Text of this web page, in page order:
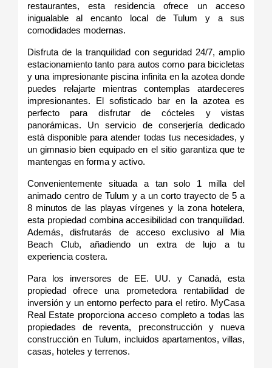
restaurantes, esta residencia ofrece un acceso
inigualable al encanto local de Tulum y a sus
comodidades modernas.
Disfruta de la tranquilidad con seguridad 24/7, amplio
estacionamiento tanto para autos como para bicicletas
y una impresionante piscina infinita en la azotea donde
puedes relajarte mientras contemplas atardeceres
impresionantes. El sofisticado bar en la azotea es
perfecto para disfrutar de cócteles y vistas
panorámicas. Un servicio de conserjería dedicado
está disponible para atender todas tus necesidades, y
un gimnasio bien equipado en el sitio garantiza que te
mantengas en forma y activo.
Convenientemente situada a tan solo 1 milla del
animado centro de Tulum y a un corto trayecto de 5 a
8 minutos de las playas vírgenes y la zona hotelera,
esta propiedad combina accesibilidad con tranquilidad.
Además, disfrutarás de acceso exclusivo al Mia
Beach Club, añadiendo un extra de lujo a tu
experiencia costera.
Para los inversores de EE. UU. y Canadá, esta
propiedad ofrece una prometedora rentabilidad de
inversión y un entorno perfecto para el retiro. MyCasa
Real Estate proporciona acceso completo a todas las
propiedades de reventa, preconstrucción y nueva
construcción en Tulum, incluidos apartamentos, villas,
casas, hoteles y terrenos.